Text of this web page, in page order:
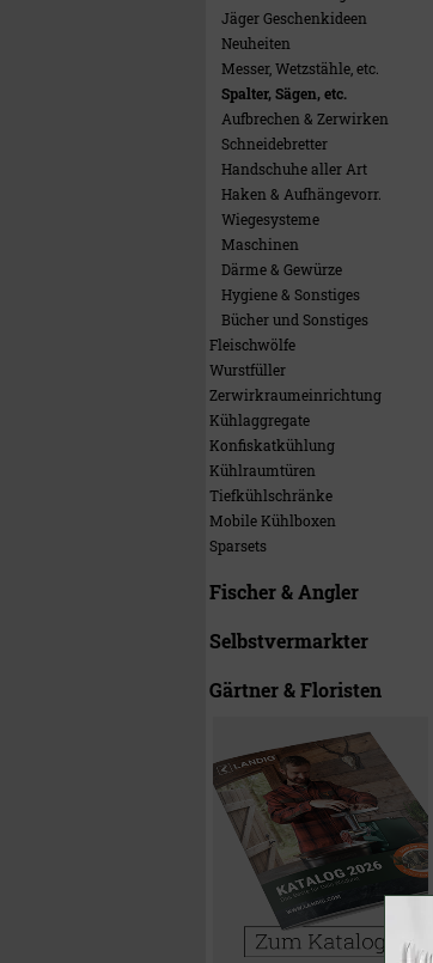
Jäger Geschenkideen
Neuheiten
Messer, Wetzstähle, etc.
Spalter, Sägen, etc.
Aufbrechen & Zerwirken
Schneidebretter
Handschuhe aller Art
Haken & Aufhängevorr.
Wiegesysteme
Maschinen
Därme & Gewürze
Hygiene & Sonstiges
Bücher und Sonstiges
Fleischwölfe
Wurstfüller
Zerwirkraumeinrichtung
Kühlaggregate
Konfiskatkühlung
Kühlraumtüren
Tiefkühlschränke
Mobile Kühlboxen
Sparsets
Fischer & Angler
Selbstvermarkter
Gärtner & Floristen